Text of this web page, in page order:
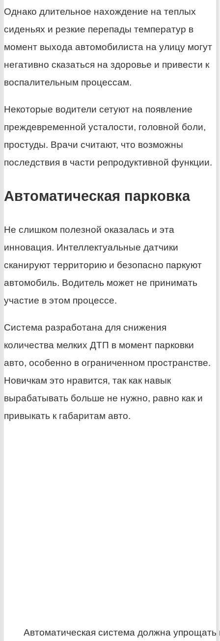
Однако длительное нахождение на теплых
сиденьях и резкие перепады температур в
момент выхода автомобилиста на улицу могут
негативно сказаться на здоровье и привести к
воспалительным процессам.
Некоторые водители сетуют на появление
преждевременной усталости, головной боли,
простуды. Врачи считают, что возможны
последствия в части репродуктивной функции.
Автоматическая парковка
Не слишком полезной оказалась и эта
инновация. Интеллектуальные датчики
сканируют территорию и безопасно паркуют
автомобиль. Водитель может не принимать
участие в этом процессе.
Система разработана для снижения
количества мелких ДТП в момент парковки
авто, особенно в ограниченном пространстве.
Новичкам это нравится, так как навык
вырабатывать больше не нужно, равно как и
привыкать к габаритам авто.
Автоматическая система должна упрощать